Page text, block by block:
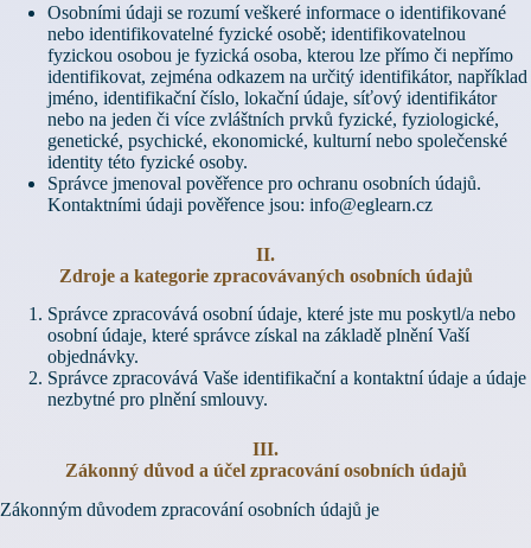
Osobními údaji se rozumí veškeré informace o identifikované
nebo identifikovatelné fyzické osobě; identifikovatelnou
fyzickou osobou je fyzická osoba, kterou lze přímo či nepřímo
identifikovat, zejména odkazem na určitý identifikátor, například
jméno, identifikační číslo, lokační údaje, síťový identifikátor
nebo na jeden či více zvláštních prvků fyzické, fyziologické,
genetické, psychické, ekonomické, kulturní nebo společenské
identity této fyzické osoby.
Správce jmenoval pověřence pro ochranu osobních údajů.
Kontaktními údaji pověřence jsou: info@eglearn.cz
II.
Zdroje a kategorie zpracovávaných osobních údajů
Správce zpracovává osobní údaje, které jste mu poskytl/a nebo
osobní údaje, které správce získal na základě plnění Vaší
objednávky.
Správce zpracovává Vaše identifikační a kontaktní údaje a údaje
nezbytné pro plnění smlouvy.
III.
Zákonný důvod a účel zpracování osobních údajů
Zákonným důvodem zpracování osobních údajů je